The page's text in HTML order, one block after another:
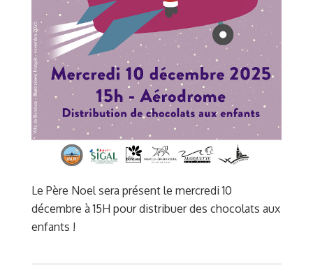
Le Père Noel sera présent le mercredi 10
décembre à 15H pour distribuer des chocolats aux
enfants !